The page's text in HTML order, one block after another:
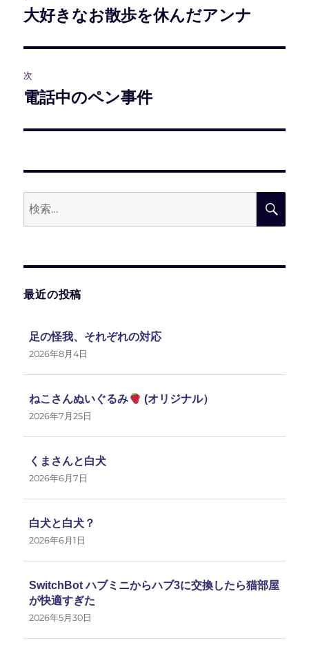
稿
ビ
ゲ
ー
ョ
ン
前
投
稿:
大好きなお散歩を休んだアンナ
次
次
投
電話中のペン事件
索
最近の投稿
足の怪我、それぞれの対応
2026年8月4日
ねこさんぬいぐるみ (オリジナル）
2026年7月25日
くまさんと白犬
2026年6月7日
白犬と白犬？
2026年6月1日
SwitchBot ハブミニからハブ3に交換したら猫部屋
が快適すぎた
2026年5月30日